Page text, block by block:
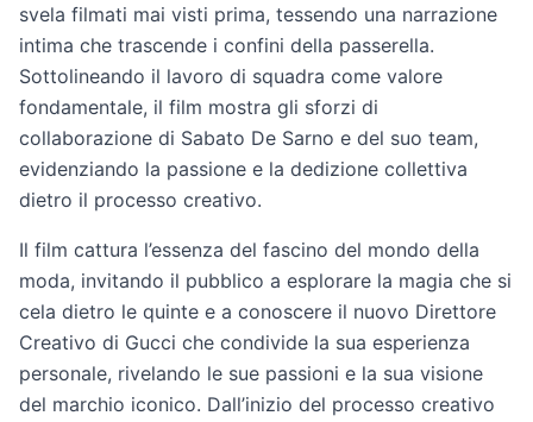
svela filmati mai visti prima, tessendo una narrazione
intima che trascende i confini della passerella.
Sottolineando il lavoro di squadra come valore
fondamentale, il film mostra gli sforzi di
collaborazione di Sabato De Sarno e del suo team,
evidenziando la passione e la dedizione collettiva
dietro il processo creativo.
Il film cattura l’essenza del fascino del mondo della
moda, invitando il pubblico a esplorare la magia che si
cela dietro le quinte e a conoscere il nuovo Direttore
Creativo di Gucci che condivide la sua esperienza
personale, rivelando le sue passioni e la sua visione
del marchio iconico. Dall’inizio del processo creativo